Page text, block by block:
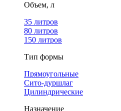
Объем, л
35 литров
80 литров
150 литров
Тип формы
Прямоугольные
Сито-дуршлаг
Цилиндрические
Назначение